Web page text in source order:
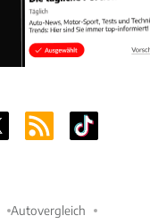
Autovergleich